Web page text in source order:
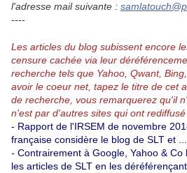
l'adresse mail suivante :
----
Les articles du blog subissent encore
censure cachée via leur
recherche tels que Yahoo, Qwant,
avoir le coeur net, tapez le titre de cet
de recherche, vous remarquerez qu'il
n'est par d'autres sites qui ont rediffusé
- Rapport de l'IRSEM de novembre
française considère le blog de SLT et
- Contrairement à Google, Yahoo &
les articles de SLT en les